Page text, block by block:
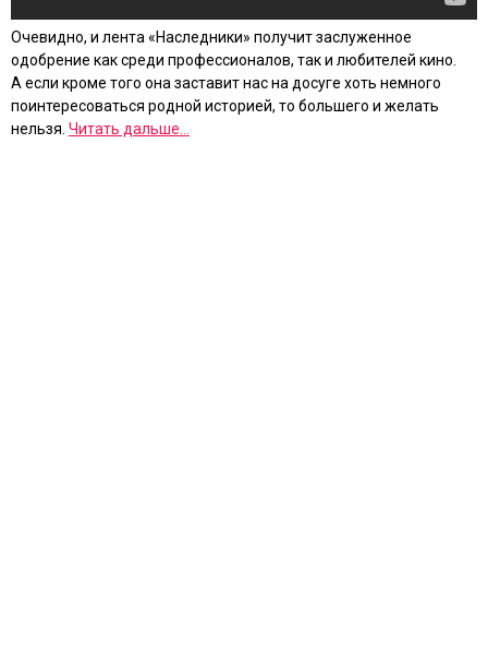
Очевидно, и лента «Наследники» получит заслуженное
одобрение как среди профессионалов, так и любителей кино.
А если кроме того она заставит нас на досуге хоть немного
поинтересоваться родной историей, то большего и желать
нельзя. Читать дальше...